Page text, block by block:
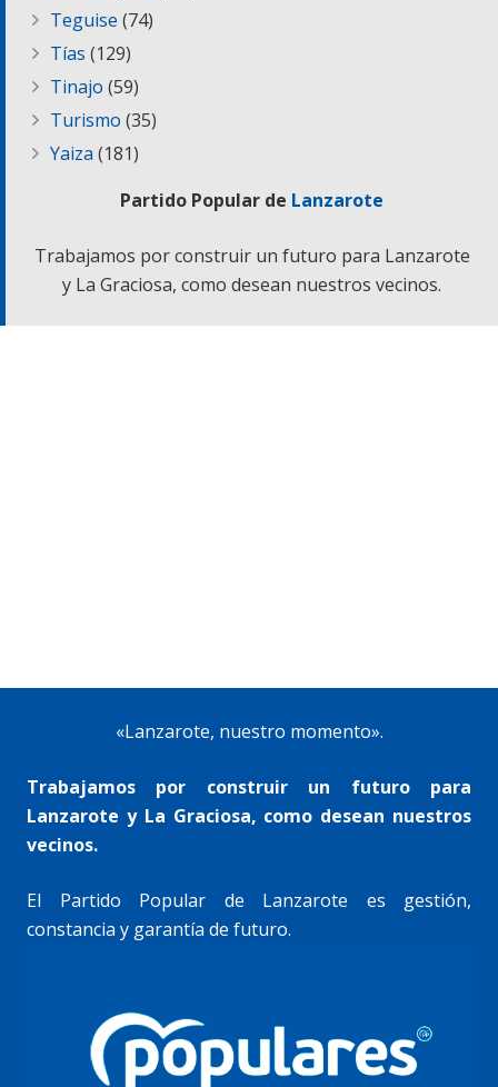
Teguise (74)
Tías (129)
Tinajo (59)
Turismo (35)
Yaiza (181)
Partido Popular de Lanzarote
Trabajamos por construir un futuro para Lanzarote
y La Graciosa, como desean nuestros vecinos.
«Lanzarote, nuestro momento».
Trabajamos por construir un futuro para
Lanzarote y La Graciosa, como desean nuestros
vecinos.
El Partido Popular de Lanzarote es gestión,
constancia y garantía de futuro.